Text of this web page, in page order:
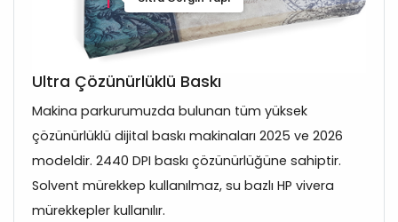
Ultra Çözünürlüklü Baskı
Makina parkurumuzda bulunan tüm yüksek
çözünürlüklü dijital baskı makinaları 2025 ve 2026
modeldir. 2440 DPI baskı çözünürlüğüne sahiptir.
Solvent mürekkep kullanılmaz, su bazlı HP vivera
mürekkepler kullanılır.